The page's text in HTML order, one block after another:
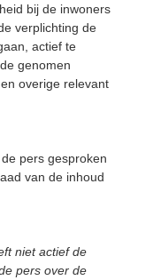
bij de inwoners
verplichting de
actief te
genomen
overige relevant
pers gesproken
van de inhoud
niet actief de
pers over de